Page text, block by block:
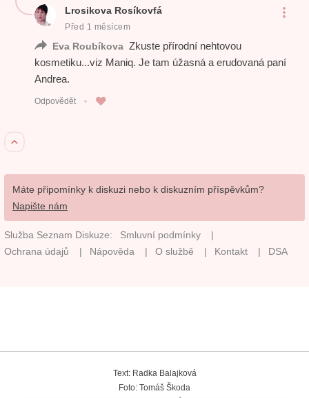
Text: Radka Balajková
Foto: Tomáš Škoda